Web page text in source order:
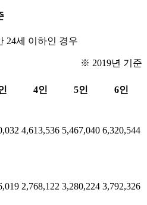
24세 이하인 경우
※ 2019년 기준
4인 5인 6인
4,613,536 5,467,040 6,320,544
2,768,122 3,280,224 3,792,326